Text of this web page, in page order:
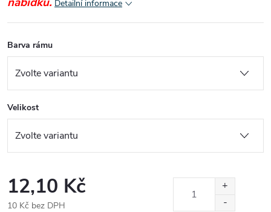
Detailní informace
Barva rámu
Velikost
12,10 Kč
10 Kč bez DPH